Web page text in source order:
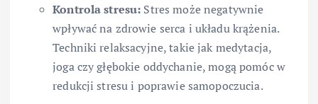
Kontrola stresu: Stres może negatywnie
wpływać na zdrowie serca i układu krążenia.
Techniki relaksacyjne, takie jak medytacja,
joga czy głębokie oddychanie, mogą pomóc w
redukcji stresu i poprawie samopoczucia.